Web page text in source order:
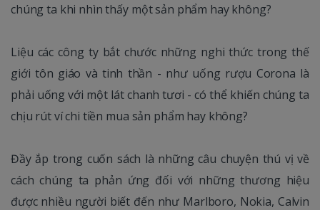
chúng ta khi nhìn thấy một sản phẩm hay không?
Liệu các công ty bắt chước những nghi thức trong thế
giới tôn giáo và tinh thần - như uống rượu Corona là
phải uống với một lát chanh tươi - có thể khiến chúng ta
chịu rút ví chi tiền mua sản phẩm hay không?
Đầy ắp trong cuốn sách là những câu chuyện thú vị về
cách chúng ta phản ứng đối với những thương hiệu
được nhiều người biết đến như Marlboro, Nokia, Calvin